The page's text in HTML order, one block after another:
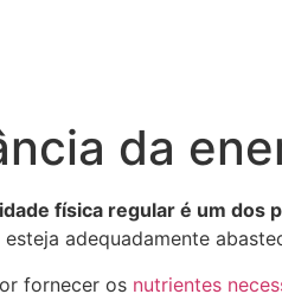
da
física regular é um dos
adequadamente
fornecer os nutrientes